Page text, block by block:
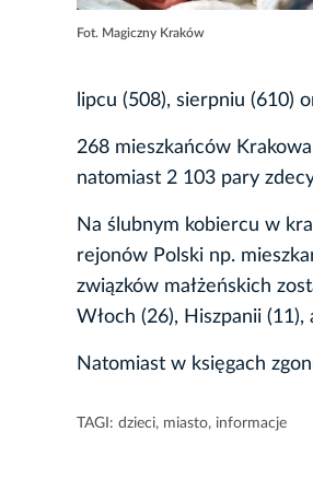
Fot. Magiczny Kraków
lipcu (508), sierpniu (610)
268 mieszkańców
natomiast 2 103 pary
Na ślubnym kobiercu w
rejonów Polski np.
związków małżeńskich
Włoch (26), Hiszpanii
Natomiast w księgach
TAGI: dzieci, miasto, informacje